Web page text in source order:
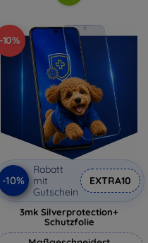
-10%
-10%
Rabatt
mit
Gutschein
EXTRA10
3mk Silverprotection+
Schutzfolie